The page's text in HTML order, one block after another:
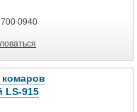
в том, что
машины на
и
стекает в
0940
комаров
LS-915